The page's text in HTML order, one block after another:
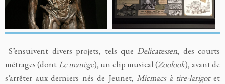
S’ensuivent divers projets, tels que Delicatessen, des courts
métrages (dontLe manège), un clip musical (Zoolook), avant de
s’arrêter aux derniers nés de Jeunet,Micmacs à tire-larigotet